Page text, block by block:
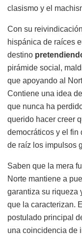
clasismo y el
Con su
hispánica de raíces
destino
pirámide social,
que apoyando al
Contiene una idea
que nunca ha
querido hacer creer
democráticos y el
de raíz los impulsos
Saben que la mera
Norte mantiene a
garantiza su riqueza
que la caracterizan.
postulado principal
una coincidencia de